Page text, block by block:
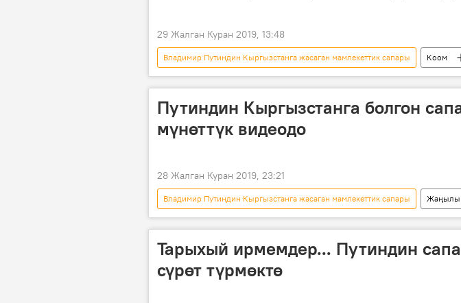
29 Жалган Куран 2019, 13:48
Владимир Путиндин Кыргызстанга жасаган мамлекеттик сапары Коом
Жаңылыктар
Чыңгыз Айтматов үй музей
Путиндин Кыргызстанга болгон
мүнөттүк видеодо
28 Жалган Куран 2019, 23:21
Владимир Путиндин Кыргызстанга жасаган мамлекеттик сапары
Коом
Саясат Экономика Видео
Тарыхый ирмемдер... Путиндин
сүрөт түрмөктө